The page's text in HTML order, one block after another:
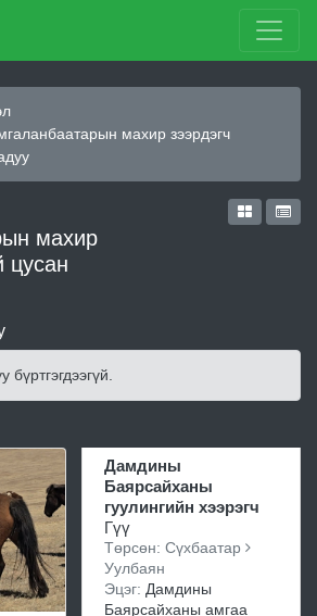
махир зээрдэгч
махир
цусан
бүртгэгдээгүй.
Дамдины
Баярсайханы
гуулингийн хээрэгч
Гүү
Төрсөн: Сүхбаатар
Уулбаян
Эцэг: Дамдины
Баярсайханы амгаа